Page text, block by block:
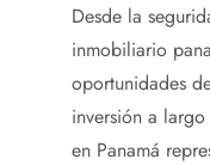
Desde la
inmobiliario
oportunidades
inversión a
en Panamá